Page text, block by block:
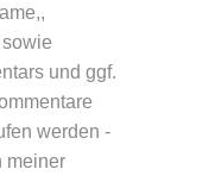
und ggf.
werden -
meiner